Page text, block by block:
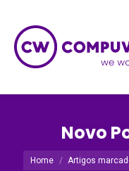
Novo
Você está aqui:
Home Artigos